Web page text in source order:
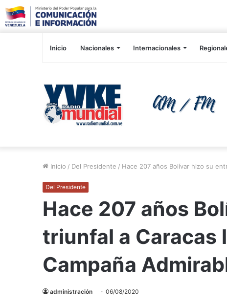
Inicio Nacionales Internacionales
Inicio / Del Presidente / Hace 207 años Bolívar hizo su
Del Presidente
Hace 207 años
triunfal a Caracas
Campaña
administración 06/08/2020